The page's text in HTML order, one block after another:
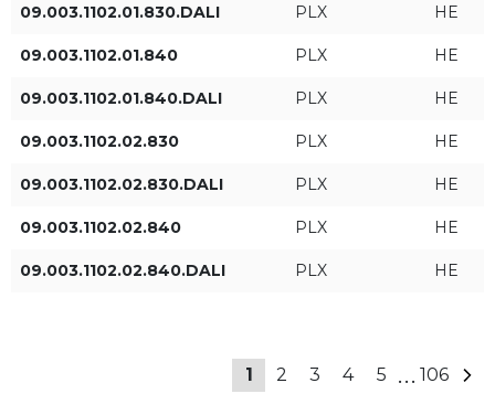
Moc oprawy [W]
Strumień świetlny oprawy
Długość (FT DI) Rodzaj sterowania
DALI
09.003.1102.01.830.DALI PLX HE
09.003.1102.01.840 PLX HE
09.003.1102.01.840.DALI PLX HE
09.003.1102.02.830 PLX HE
09.003.1102.02.830.DALI PLX HE
09.003.1102.02.840 PLX HE
09.003.1102.02.840.DALI PLX HE
1 2 3 4 5 ... 106